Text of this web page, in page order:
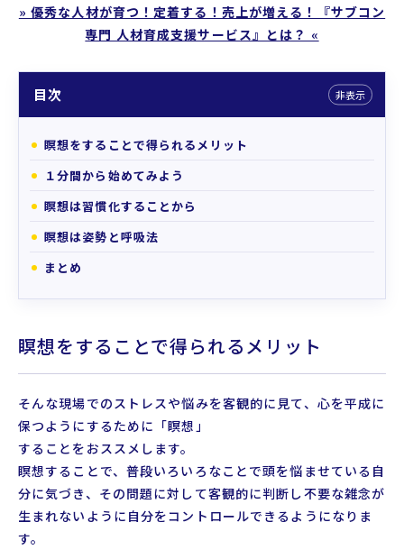
» 優秀な人材が育つ！定着する！売上が増える！『サブコン
専門 人材育成支援サービス』とは？ «
目次 非表示
瞑想をすることで得られるメリット
１分間から始めてみよう
瞑想は習慣化することから
瞑想は姿勢と呼吸法
まとめ
瞑想をすることで得られるメリット
そんな現場でのストレスや悩みを客観的に見て、心を平成に
保つようにするために「瞑想」
することをおススメします。
瞑想することで、普段いろいろなことで頭を悩ませている自
分に気づき、その問題に対して客観的に判断し不要な雑念が
生まれないように自分をコントロールできるようになりま
す。